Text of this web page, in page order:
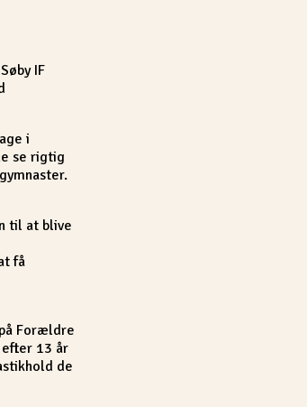
IF
i
se rigtig
til at blive
få
Forældre
13 år
de